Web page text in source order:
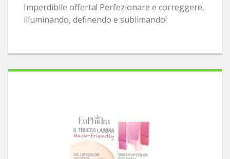
Imperdibile offerta! Perfezionare e correggere,
illuminando, definendo e sublimando!